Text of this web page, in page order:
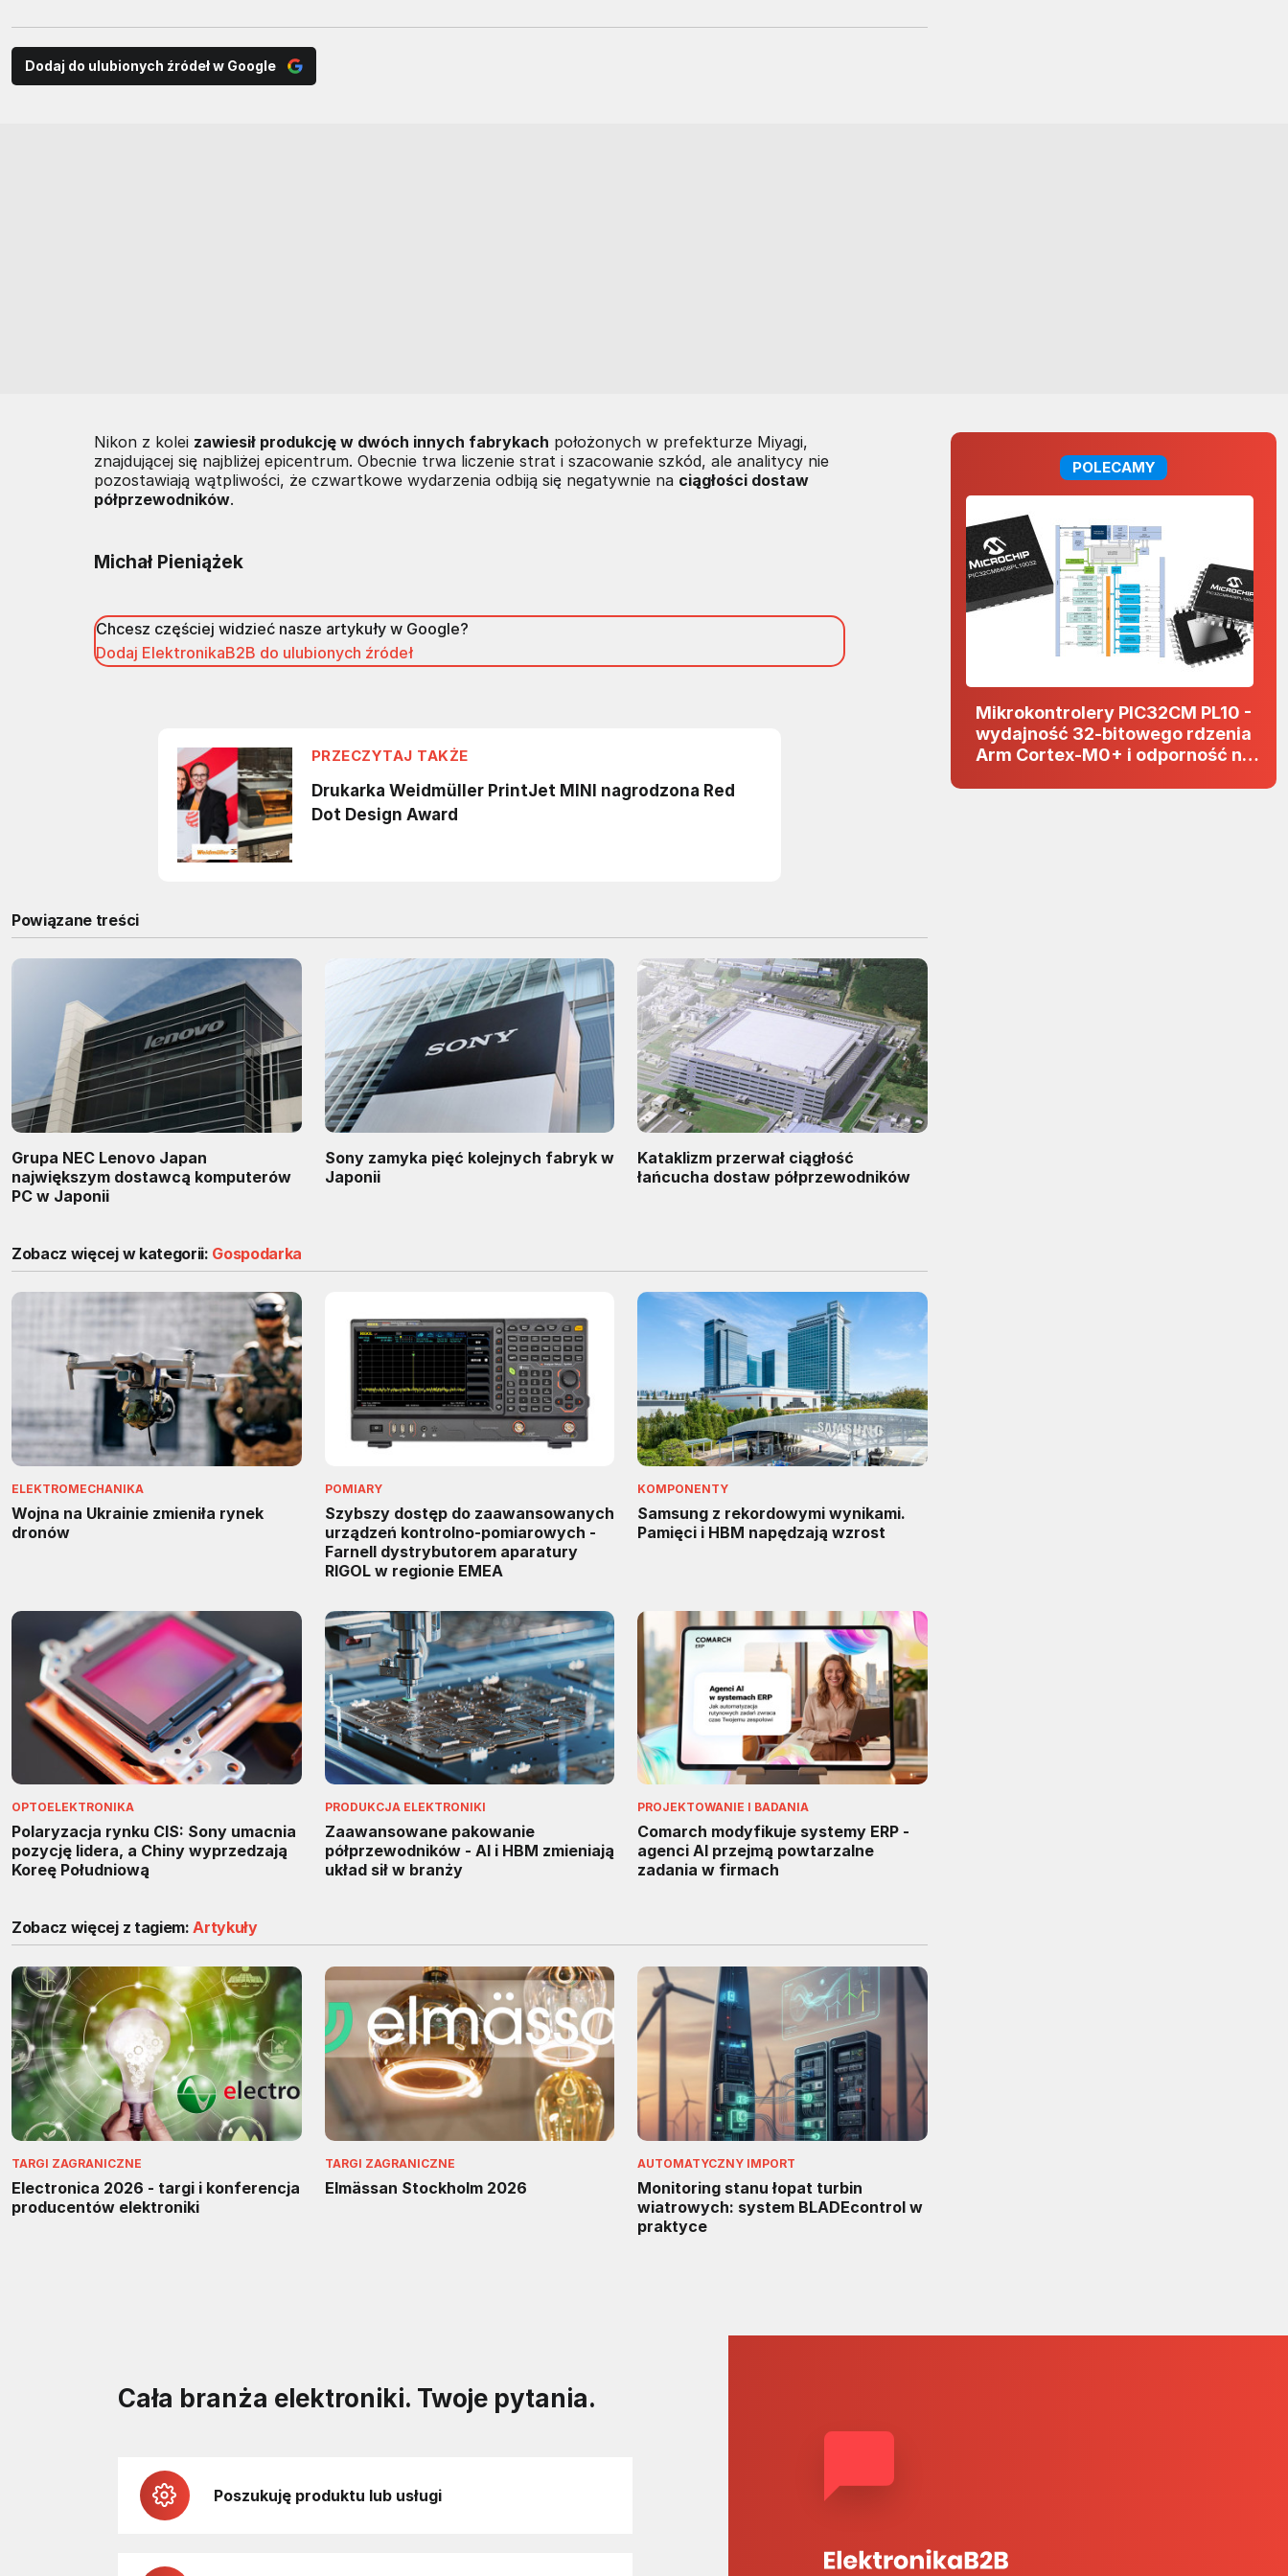
Dodaj do ulubionych źródeł w Google
Nikon z kolei zawiesił produkcję w dwóch innych fabrykach położonych w prefekturze Miyagi,
znajdującej się najbliżej epicentrum. Obecnie trwa liczenie strat i szacowanie szkód, ale analitycy nie
pozostawiają wątpliwości, że czwartkowe wydarzenia odbiją się negatywnie na ciągłości dostaw
półprzewodników.
Michał Pieniążek
Chcesz częściej widzieć nasze artykuły w Google?
Dodaj ElektronikaB2B do ulubionych źródeł
Powiązane treści
Grupa NEC Lenovo Japan
największym dostawcą komputerów
PC w Japonii
Sony zamyka pięć kolejnych fabryk w
Japonii
Kataklizm przerwał ciągłość
łańcucha dostaw półprzewodników
Zobacz więcej w kategorii: Gospodarka
ELEKTROMECHANIKA
Wojna na Ukrainie zmieniła rynek
dronów
POMIARY
Szybszy dostęp do zaawansowanych
urządzeń kontrolno-pomiarowych -
Farnell dystrybutorem aparatury
RIGOL w regionie EMEA
KOMPONENTY
Samsung z rekordowymi wynikami.
Pamięci i HBM napędzają wzrost
OPTOELEKTRONIKA
Polaryzacja rynku CIS: Sony umacnia
pozycję lidera, a Chiny wyprzedzają
Koreę Południową
PRODUKCJA ELEKTRONIKI
Zaawansowane pakowanie
półprzewodników - AI i HBM zmieniają
układ sił w branży
PROJEKTOWANIE I BADANIA
Comarch modyfikuje systemy ERP -
agenci AI przejmą powtarzalne
zadania w firmach
Zobacz więcej z tagiem:Artykuły
TARGI ZAGRANICZNE
Electronica 2026 - targi i konferencja
producentów elektroniki
TARGI ZAGRANICZNE
Elmässan Stockholm 2026
AUTOMATYCZNY IMPORT
Monitoring stanu łopat turbin
wiatrowych: system BLADEcontrol w
praktyce
POLECAMY
Mikrokontrolery PIC32CM PL10 -
wydajność 32-bitowego rdzenia
Arm Cortex-M0+ i odporność na
Cała branża elektroniki. Twoje pytania.
Poszukuję produktu lub usługi